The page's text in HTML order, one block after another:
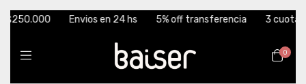
Envios en 24 hs 5% off transferencia 3 cuotas sin
0